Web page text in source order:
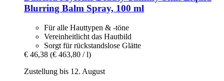
Blurring Balm Spray, 100 ml
Für alle Hauttypen & -töne
Vereinheitlicht das Hautbild
Sorgt für rückstandslose Glätte
€ 46,38 (€ 463,80 / l)
Zustellung bis 12. August